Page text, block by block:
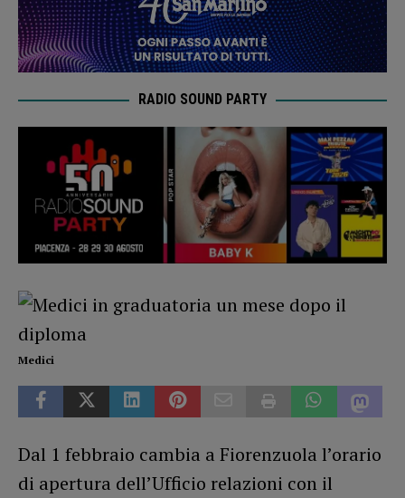
RADIO SOUND PARTY
Medici
Dal 1 febbraio cambia a Fiorenzuola l’orario
di apertura dell’Ufficio relazioni con il